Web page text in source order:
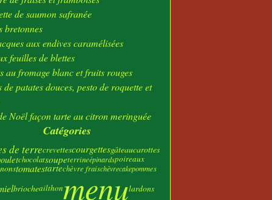
(23)
de saumon safranée
bretonnes
aux endives caramélisées
feuilles de blettes
au fromage blanc et fruits rouges
de patates douces, pesto de roquette et
Noël façon tarte au citron meringuée
Catégories
de terrecrevettescourgettesgâteaucarottes
chocolatsoupeterrineépinardspoireaux
tomatestartechèvre fraischèvrecakepommes
briocheailthonmenulardons